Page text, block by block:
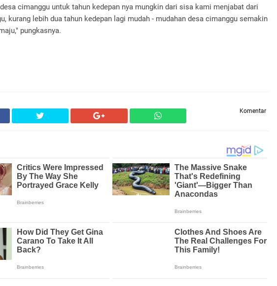
cimanggu untuk tahun kedepan nya mungkin dari sisa kami menjabat dari
kurang lebih dua tahun kedepan lagi mudah - mudahan desa cimanggu semakin
pungkasnya.
Komentar